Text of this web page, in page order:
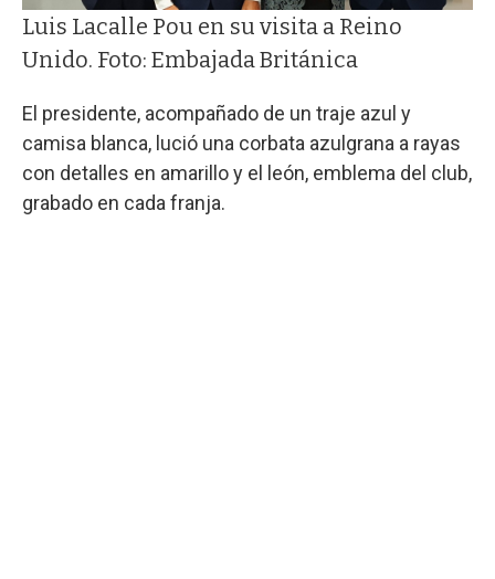
Luis Lacalle Pou en su visita a Reino
Unido. Foto: Embajada Británica
El presidente, acompañado de un traje azul y
camisa blanca, lució una corbata azulgrana a rayas
con detalles en amarillo y el león, emblema del club,
grabado en cada franja.